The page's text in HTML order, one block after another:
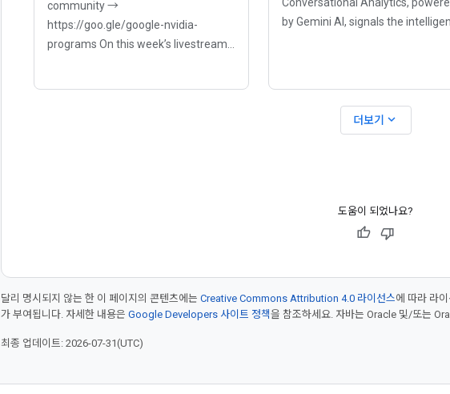
community →
https://goo.gle/google-nvidia-
programs On this week’s livestream,
by Gemini AI, signals the
더보기 expand_more
도움이 되었나요?
달리 명시되지 않는 한 이 페이지의 콘텐츠에는 Creative Commons Attribution 4.0 라이선스에 따라 라
가 부여됩니다. 자세한 내용은 Google Developers 사이트 정책을 참조하세요. 자바는 Oracle 및/또는
최종 업데이트: 2026-07-31(UTC)